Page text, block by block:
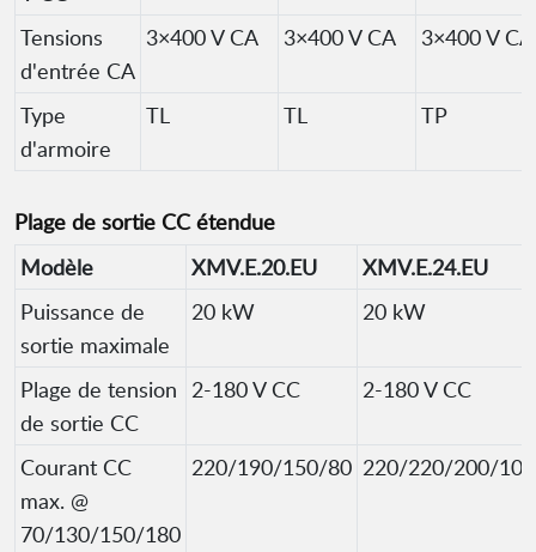
Tensions
d'entrée CA
3×400 V CA 3×400 V CA 3×400 V CA
Type
d'armoire
TL TL TP
Plage de sortie CC étendue
Modèle
XMV.E.20.EU
XMV.E.24.EU
Puissance de
sortie maximale
20 kW 20 kW
Plage de tension
de sortie CC
2-180 V CC 2-180 V CC
Courant CC
max. @
70/130/150/180
220/190/150/80 220/220/200/100